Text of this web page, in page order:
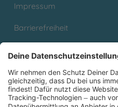
Impressum
Barrierefreiheit
Partnerprogramm (Affiliate)